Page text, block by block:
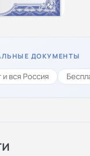
ДОКУМЕНТЫ
вся Россия